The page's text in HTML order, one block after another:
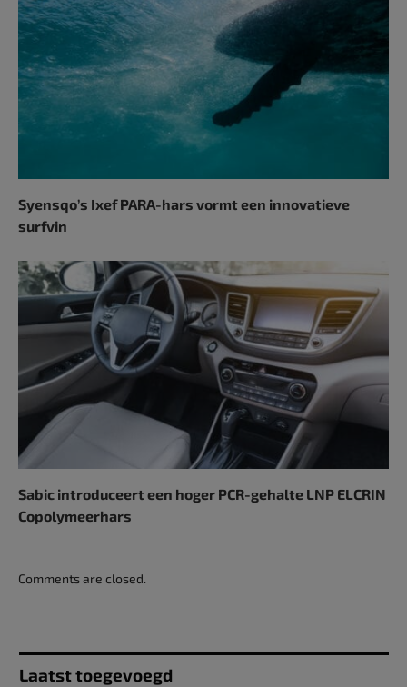
Syensqo’s Ixef PARA-hars vormt een innovatieve
surfvin
Sabic introduceert een hoger PCR-gehalte LNP ELCRIN
Copolymeerhars
Comments are closed.
Laatst toegevoegd